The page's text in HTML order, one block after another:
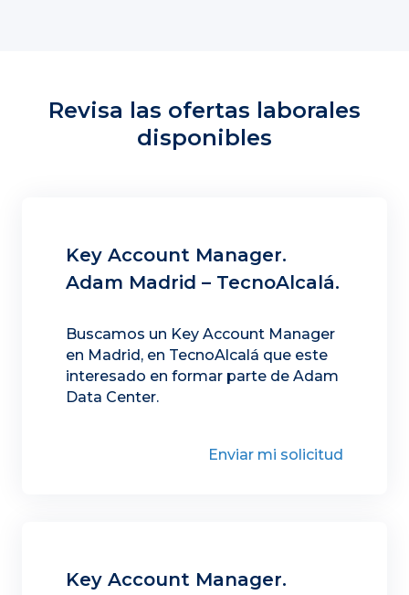
Revisa las ofertas laborales
disponibles
Key Account Manager.
Adam Madrid – TecnoAlcalá.
Buscamos un Key Account Manager
en Madrid, en TecnoAlcalá que este
interesado en formar parte de Adam
Data Center.
Enviar mi solicitud
Key Account Manager.